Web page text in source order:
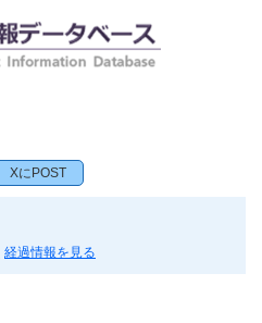
XにPOST
経過情報を見る